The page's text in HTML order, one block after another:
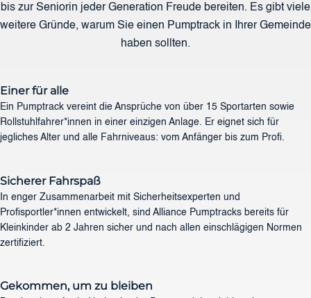
bis zur Seniorin jeder Generation Freude bereiten. Es gibt viele
weitere Gründe, warum Sie einen Pumptrack in Ihrer Gemeinde
haben sollten.
Einer für alle
Ein Pumptrack vereint die Ansprüche von über 15 Sportarten sowie
Rollstuhlfahrer*innen in einer einzigen Anlage. Er eignet sich für
jegliches Alter und alle Fahrniveaus: vom Anfänger bis zum Profi.
Sicherer Fahrspaß
In enger Zusammenarbeit mit Sicherheitsexperten und
Profisportler*innen entwickelt, sind Alliance Pumptracks bereits für
Kleinkinder ab 2 Jahren sicher und nach allen einschlägigen Normen
zertifiziert.
Gekommen, um zu bleiben